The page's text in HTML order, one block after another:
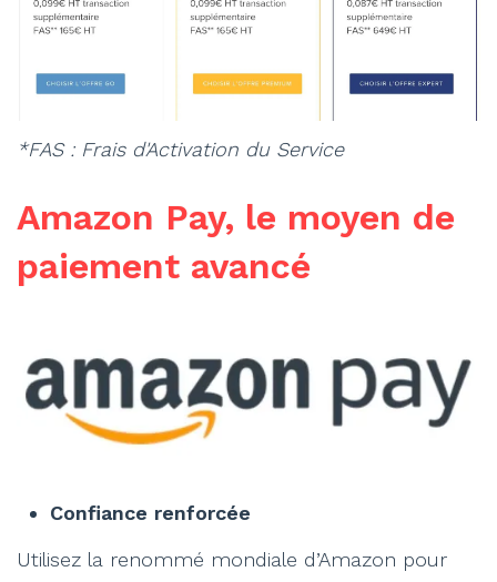
*FAS : Frais d'Activation du Service
Amazon Pay, le moyen de
paiement avancé
Confiance renforcée
Utilisez la renommé mondiale d’Amazon pour